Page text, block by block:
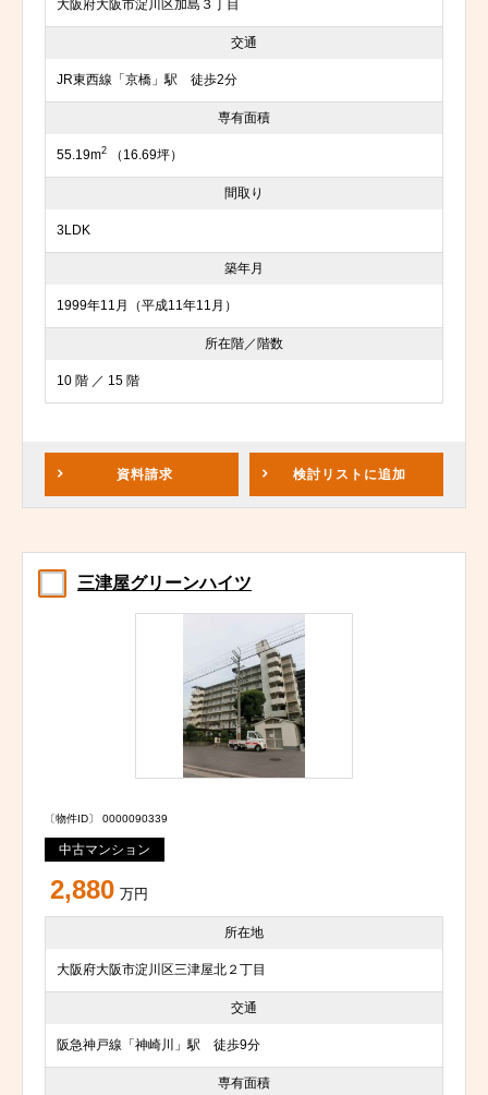
大阪府大阪市淀川区加島３丁目
交通
JR東西線「京橋」駅 徒歩2分
専有面積
55.19m2 （16.69坪）
間取り
3LDK
築年月
1999年11月（平成11年11月）
所在階／階数
10 階 ／ 15 階
資料請求 検討リスト に追加
三津屋グリーンハイツ
〔物件ID〕 0000090339
中古マンション
2,880 万円
所在地
大阪府大阪市淀川区三津屋北２丁目
交通
阪急神戸線「神崎川」駅 徒歩9分
専有面積